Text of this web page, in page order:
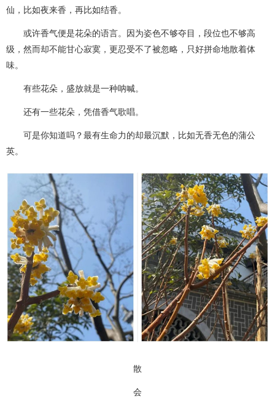
仙，比如夜来香，再比如结香。
或许香气便是花朵的语言。因为姿色不够夺目，段位也不够高
级，然而却不能甘心寂寞，更忍受不了被忽略，只好拼命地散着体
味。
有些花朵，盛放就是一种呐喊。
还有一些花朵，凭借香气歌唱。
可是你知道吗？最有生命力的却最沉默，比如无香无色的蒲公
英。
散
会